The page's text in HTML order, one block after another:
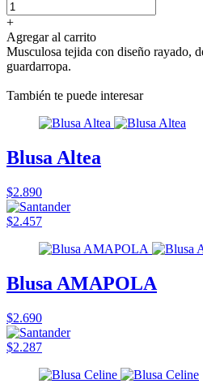
+
Agregar al carrito
Musculosa tejida con diseño rayado,
guardarropa.
También te puede interesar
Blusa Altea
$2.890
$2.457
Blusa AMAPOLA
$2.690
$2.287